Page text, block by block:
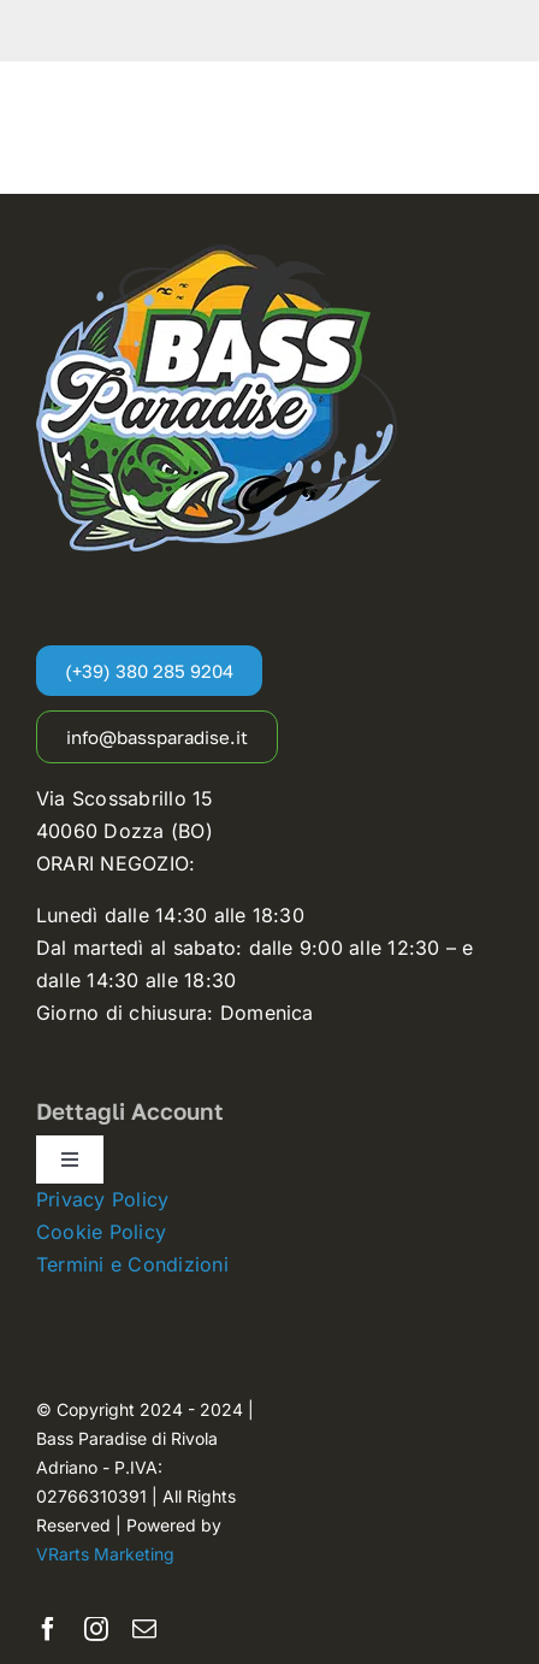
(+39) 380 285 9204
info@bassparadise.it
Via Scossabrillo 15
40060 Dozza (BO)
ORARI NEGOZIO:
Lunedì dalle 14:30 alle 18:30
Dal martedì al sabato: dalle 9:00 alle 12:30 – e
dalle 14:30 alle 18:30
Giorno di chiusura: Domenica
Dettagli Account
Toggle
Navigation
Dettagli account
Password dimenticata
Privacy Policy
Cookie Policy
Termini e Condizioni
© Copyright 2024 - 2024 |
Bass Paradise di Rivola
Adriano - P.IVA:
02766310391 | All Rights
Reserved | Powered by
VRarts Marketing